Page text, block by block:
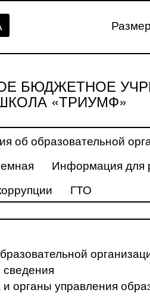
БЮДЖЕТНОЕ
«ТРИУМФ»
об образовательной
Информация для
ГТО
и органы управления